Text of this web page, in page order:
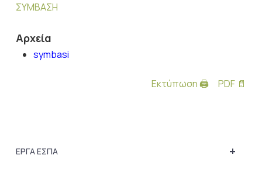
ΣΥΜΒΑΣΗ
Αρχεία
symbasi
Εκτύπωση 🖨 PDF 📄
+
ΕΡΓΑ ΕΣΠΑ